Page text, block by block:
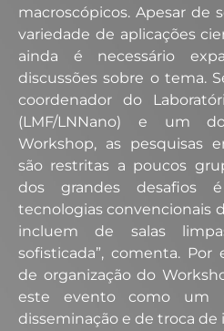
macroscópicos. Apesar de
variedade de aplicações
ainda é necessário
discussões sobre o tema.
coordenador do
(LMF/LNNano) e um
Workshop, as pesquisas
são restritas a poucos
dos grandes desafios
tecnologias convencionais
incluem de salas
sofisticada”, comenta.
de organização do
este evento como um
disseminação e de troca de